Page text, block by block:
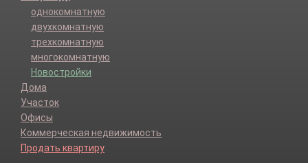
однокомнатную
двухкомнатную
трехкомнатную
многокомнатную
Новостройки
Дома
Участок
Офисы
Коммерческая недвижимость
Продать квартиру